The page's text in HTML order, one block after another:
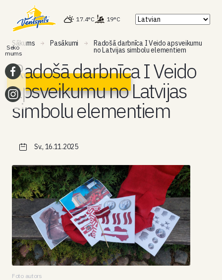
17.4°C 19°C
Sākums Pasākumi Radošā darbnīca I Veido apsveikumu
no Latvijas simbolu elementiem
Radošā darbnīca I Veido
apsveikumu no Latvijas
simbolu elementiem
Sv., 16.11.2025
Foto autors
Seko
mums